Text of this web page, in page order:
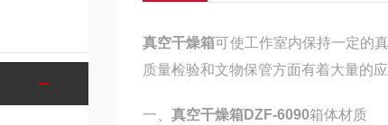
真空干燥箱可使工作室内保持一定的
质量检验和文物保管方面有着大量的应
一、 真空干燥箱DZF-6090箱体材质